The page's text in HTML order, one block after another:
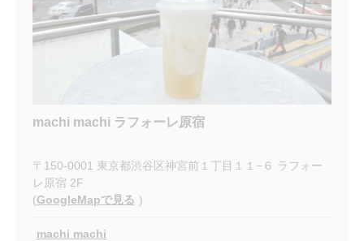
machi machi ラフォーレ原宿
〒150-0001 東京都渋谷区神宮前１丁目１１−６ ラフォー
レ原宿 2F
(GoogleMapで見る )
machi machi